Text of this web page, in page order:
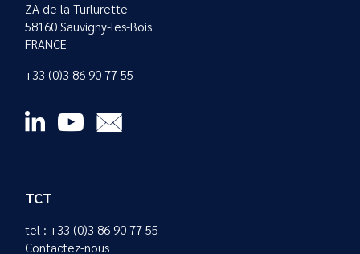
ZA de la Turlurette
58160 Sauvigny-les-Bois
FRANCE
+33 (0)3 86 90 77 55
TCT
tel : +33 (0)3 86 90 77 55
Contactez-nous